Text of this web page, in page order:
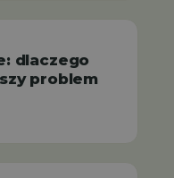
dlaczego
problem